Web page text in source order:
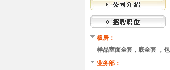
板房：
样品室面全套，底全套 ，包
装，等 东莞上班
业务部：